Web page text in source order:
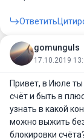
Ответить
gomunguls
17.10.2019
Привет, в Июле
счёт и быть в
узнать в какой
можно выжить
блокировки